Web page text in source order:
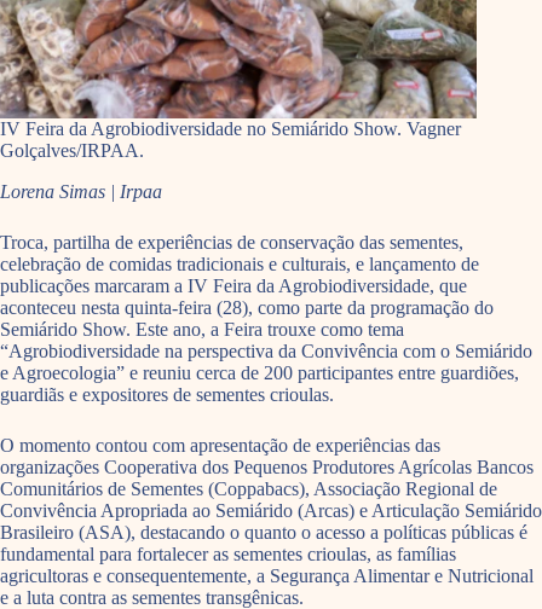
IV Feira da Agrobiodiversidade no Semiárido Show. Vagner
Golçalves/IRPAA.
Lorena Simas | Irpaa
Troca, partilha de experiências de conservação das sementes,
celebração de comidas tradicionais e culturais, e lançamento de
publicações marcaram a IV Feira da Agrobiodiversidade, que
aconteceu nesta quinta-feira (28), como parte da programação do
Semiárido Show. Este ano, a Feira trouxe como tema
“Agrobiodiversidade na perspectiva da Convivência com o Semiárido
e Agroecologia” e reuniu cerca de 200 participantes entre guardiões,
guardiãs e expositores de sementes crioulas.
O momento contou com apresentação de experiências das
organizações Cooperativa dos Pequenos Produtores Agrícolas Bancos
Comunitários de Sementes (Coppabacs), Associação Regional de
Convivência Apropriada ao Semiárido (Arcas) e Articulação Semiárido
Brasileiro (ASA), destacando o quanto o acesso a políticas públicas é
fundamental para fortalecer as sementes crioulas, as famílias
agricultoras e consequentemente, a Segurança Alimentar e Nutricional
e a luta contra as sementes transgênicas.